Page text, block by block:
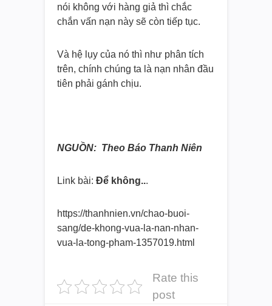
nói không với hàng giả thì chắc
chắn vấn nạn này sẽ còn tiếp tục.
Và hệ lụy của nó thì như phân tích
trên, chính chúng ta là nạn nhân đầu
tiên phải gánh chịu.
NGUỒN: Theo Báo Thanh Niên
Link bài: Để không...
https://thanhnien.vn/chao-buoi-
sang/de-khong-vua-la-nan-nhan-
vua-la-tong-pham-1357019.html
Rate this
post